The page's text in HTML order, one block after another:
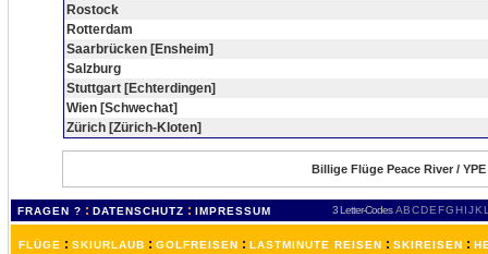
Rostock
Rotterdam
Saarbrücken [Ensheim]
Salzburg
Stuttgart [Echterdingen]
Wien [Schwechat]
Zürich [Zürich-Kloten]
Billige Flüge Peace River /
FRAGEN ? : DATENSCHUTZ : IMPRESSUM 3 Letter-Codes ABCDEFGH IJKL
FLÜGE : SKIURLAUB : GOLFREISEN : LASTMINUTE REISEN : SKIREISEN :